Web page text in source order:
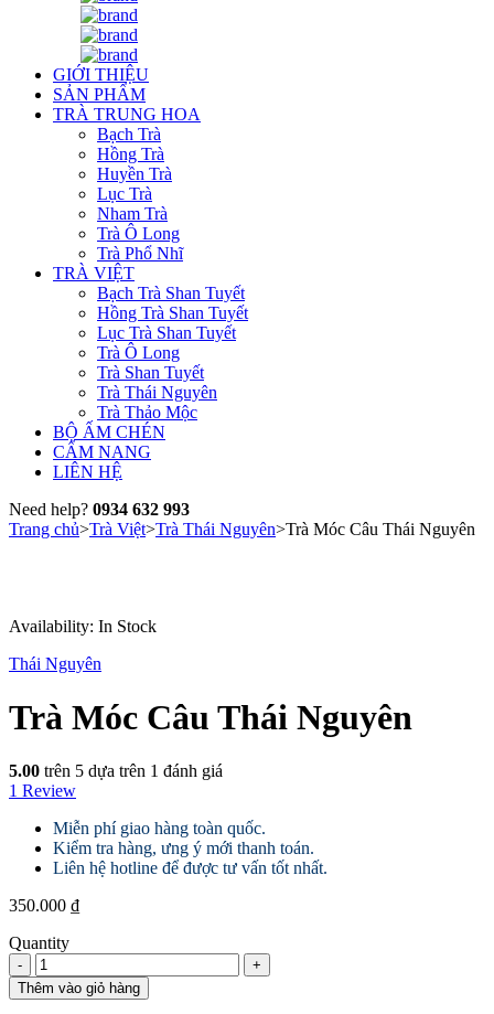
GIỚI THIỆU
SẢN PHẨM
TRÀ TRUNG HOA
Bạch Trà
Hồng Trà
Huyền Trà
Lục Trà
Nham Trà
Trà Ô Long
Trà Phổ Nhĩ
TRÀ VIỆT
Bạch Trà Shan Tuyết
Hồng Trà Shan Tuyết
Lục Trà Shan Tuyết
Trà Ô Long
Trà Shan Tuyết
Trà Thái Nguyên
Trà Thảo Mộc
BỘ ẤM CHÉN
CẨM NANG
LIÊN HỆ
Need help? 0934 632 993
Trang chủ>Trà Việt>Trà Thái Nguyên>Trà Móc Câu Thái Nguyên
Availability: In Stock
Thái Nguyên
Trà Móc Câu Thái Nguyên
5.00 trên 5 dựa trên 1 đánh giá
1 Review
Miễn phí giao hàng toàn quốc.
Kiểm tra hàng, ưng ý mới thanh toán.
Liên hệ hotline để được tư vấn tốt nhất.
350.000 ₫
Quantity
Trà
Móc
Câu
Thêm vào giỏ hàng